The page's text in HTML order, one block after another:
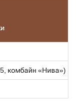
комбайн «Нива»)